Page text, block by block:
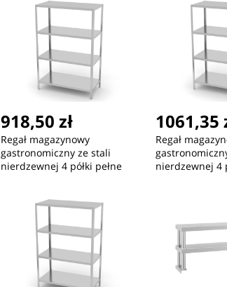
918,50 zł
Regał magazynowy
gastronomiczny ze stali
nierdzewnej 4 półki pełne
1061,35
Regał
nierdzewnej 4